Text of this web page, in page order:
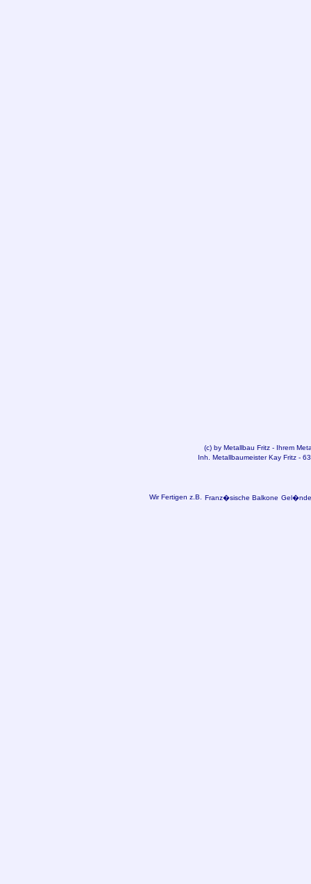
(c) by Metallbau Fritz - Ihrem
Inh. Metallbaumeister Kay Fritz -
Wir Fertigen z.B. Franz�sische Balkone